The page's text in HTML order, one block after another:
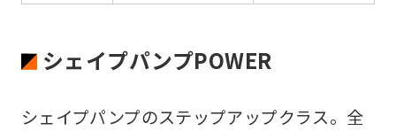
シェイプパンプPOWER
シェイプパンプのステップアップクラス。全